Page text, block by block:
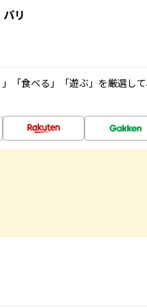
リ
「食べる」「遊ぶ」を厳選し